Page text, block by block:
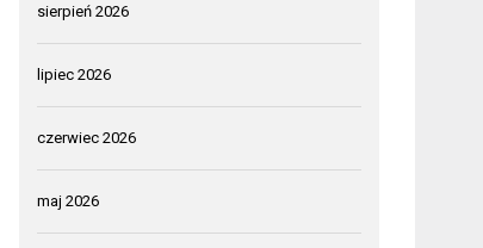
sierpień 2026
lipiec 2026
czerwiec 2026
maj 2026